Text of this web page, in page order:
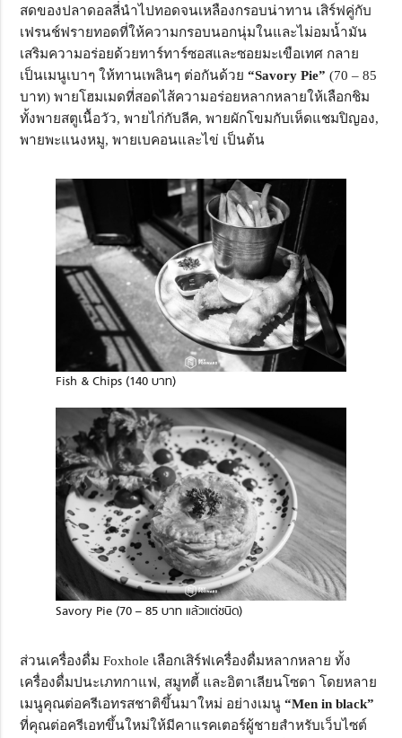
สดของปลาดอลลี่นำไปทอดจนเหลืองกรอบน่าทาน เสิร์ฟคู่กับ
เฟรนช์ฟรายทอดที่ให้ความกรอบนอกนุ่มในและไม่อมน้ำมัน
เสริมความอร่อยด้วยทาร์ทาร์ซอสและซอยมะเขือเทศ กลาย
เป็นเมนูเบาๆ ให้ทานเพลินๆ ต่อกันด้วย“Savory Pie” (70 – 85
บาท) พายโฮมเมดที่สอดไส้ความอร่อยหลากหลายให้เลือกชิม
ทั้งพายสตูเนื้อวัว, พายไก่กับลีค, พายผักโขมกับเห็ดแชมปิญอง,
พายพะแนงหมู, พายเบคอนและไข่ เป็นต้น
Fish & Chips (140 บาท)
Savory Pie (70 – 85 บาท แล้วแต่ชนิด)
ส่วนเครื่องดื่ม Foxhole เลือกเสิร์ฟเครื่องดื่มหลากหลาย ทั้ง
เครื่องดื่มปนะเภทกาแฟ, สมูทตี้ และอิตาเลียนโซดา โดยหลาย
เมนูคุณต่อครีเอทรสชาติขึ้นมาใหม่ อย่างเมนู“Men in black”
ที่คุณต่อครีเอทขึ้นใหม่ให้มีคาแรคเตอร์ผู้ชายสำหรับเว็บไซต์